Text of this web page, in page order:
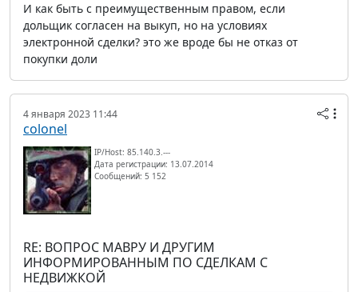
И как быть с преимущественным правом, если
дольщик согласен на выкуп, но на условиях
электронной сделки? это же вроде бы не отказ от
покупки доли
4 января 2023 11:44
colonel
IP/Host: 85.140.3.---
Дата регистрации: 13.07.2014
Сообщений: 5 152
RE: ВОПРОС МАВРУ И ДРУГИМ
ИНФОРМИРОВАННЫМ ПО СДЕЛКАМ С
НЕДВИЖКОЙ